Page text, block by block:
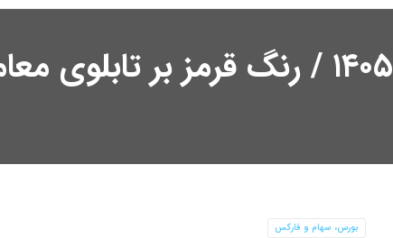
آخرین وضعیت بورس امروز ۱۸ خرداد ۱۴۰۵ / رنگ
بورس، سهام و فارکس